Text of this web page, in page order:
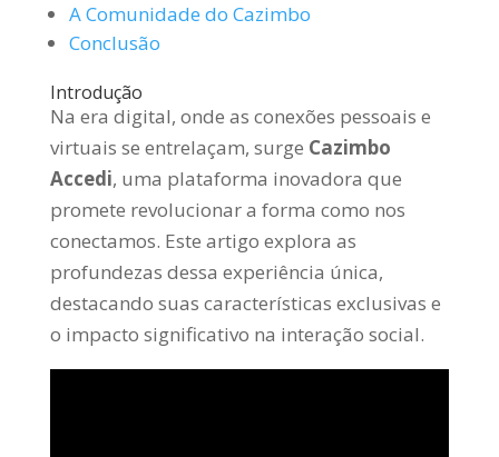
A Comunidade do Cazimbo
Conclusão
Introdução
Na era digital, onde as conexões pessoais e
virtuais se entrelaçam, surge Cazimbo
Accedi, uma plataforma inovadora que
promete revolucionar a forma como nos
conectamos. Este artigo explora as
profundezas dessa experiência única,
destacando suas características exclusivas e
o impacto significativo na interação social.